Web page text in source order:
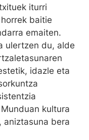
iturri
baitie
emaiten.
ulertzen du, alde
idazle eta
kultura
aniztasuna bera